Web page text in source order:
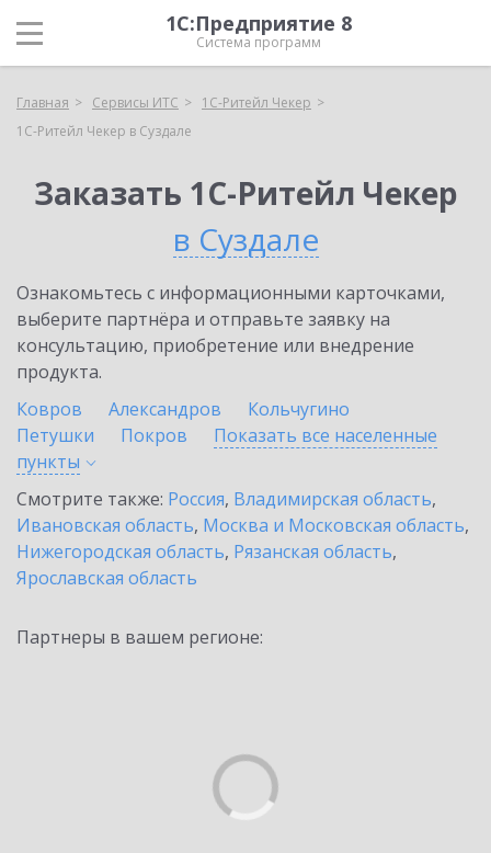
1С:Предприятие 8
Система программ
Главная Сервисы ИТС
1C-Ритейл Чекер
1C-Ритейл Чекер в Суздале
Заказать 1C-Ритейл Чекер
в Суздале
Ознакомьтесь с информационными карточками,
выберите партнёра и отправьте заявку на
консультацию, приобретение или внедрение
продукта.
Ковров
Александров
Кольчугино
Петушки
Покров
Показать все населенные
пункты
Смотрите также: Россия, Владимирская область,
Ивановская область, Москва и Московская область,
Нижегородская область, Рязанская область,
Ярославская область
Партнеры в вашем регионе: